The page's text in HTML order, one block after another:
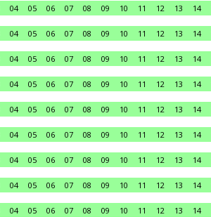
04 05 06 07 08 09 10 11 12 13 14
04 05 06 07 08 09 10 11 12 13 14
04 05 06 07 08 09 10 11 12 13 14
04 05 06 07 08 09 10 11 12 13 14
04 05 06 07 08 09 10 11 12 13 14
04 05 06 07 08 09 10 11 12 13 14
04 05 06 07 08 09 10 11 12 13 14
04 05 06 07 08 09 10 11 12 13 14
04 05 06 07 08 09 10 11 12 13 14